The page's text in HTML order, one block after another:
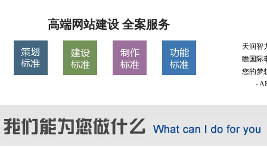
高端网站建设 全案服务
天润智
瞻国际
您的梦
-